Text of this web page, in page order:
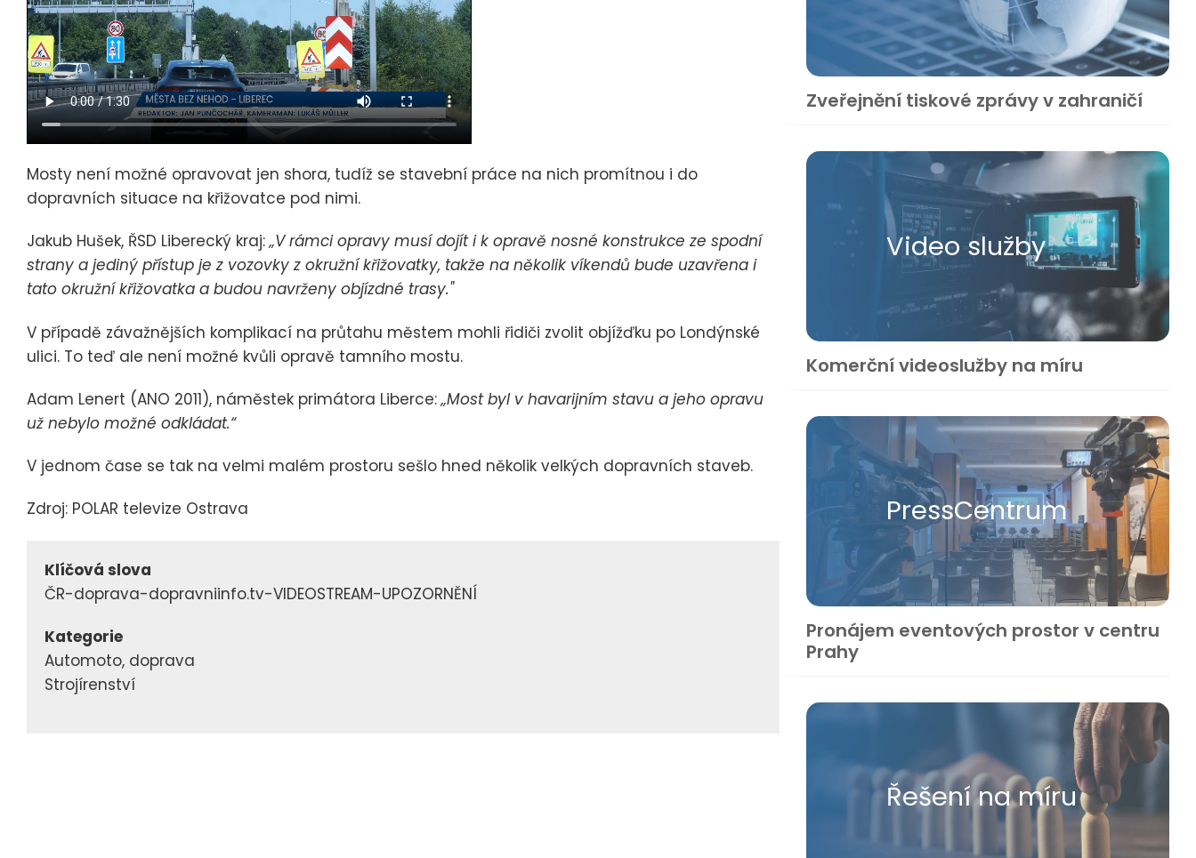
Mosty není možné opravovat jen shora, tudíž se stavební práce na nich promítnou i do
dopravních situace na křižovatce pod nimi.
Jakub Hušek, ŘSD Liberecký kraj:„V rámci opravy musí dojít i k opravě nosné konstrukce ze spodní
strany a jediný přístup je z vozovky z okružní křižovatky, takže na několik víkendů bude uzavřena i
tato okružní křižovatka a budou navrženy objízdné trasy."
V případě závažnějších komplikací na průtahu městem mohli řidiči zvolit objížďku po Londýnské
ulici. To teď ale není možné kvůli opravě tamního mostu.
Adam Lenert (ANO 2011), náměstek primátora Liberce:„Most byl v havarijním stavu a jeho opravu
už nebylo možné odkládat.“
V jednom čase se tak na velmi malém prostoru sešlo hned několik velkých dopravních staveb.
Zdroj: POLAR televize Ostrava
Klíčová slova
ČR-doprava-dopravniinfo.tv-VIDEOSTREAM-UPOZORNĚNÍ
Kategorie
Automoto, doprava
Strojírenství
Zveřejnění tiskové zprávy v zahraničí
Video služby
Komerční videoslužby na míru
Press​Centrum
Pronájem eventových prostor v centru
Prahy
Řešení na míru